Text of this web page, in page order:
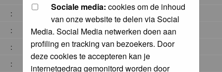
Sociale media: cookies om de inhoud
van onze website te delen via Social
Media. Social Media netwerken doen aan
profiling en tracking van bezoekers. Door
deze cookies te accepteren kan je
internetgedrag gemonitord worden door
:
:
:
: